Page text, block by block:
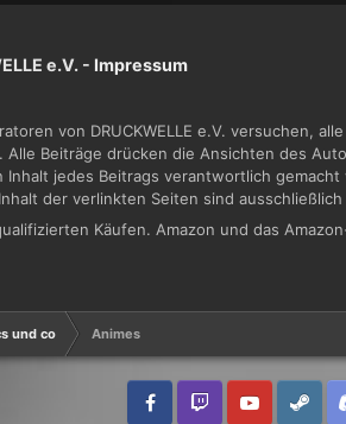
e.V. - Impressum
von DRUCKWELLE e.V. versuchen,
Beiträge drücken die Ansichten des
jedes Beitrags verantwortlich
der verlinkten Seiten sind
Käufen. Amazon und das
und co Animes